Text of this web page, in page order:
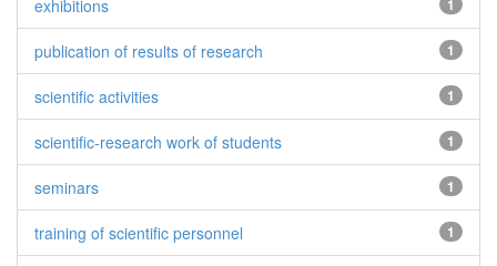
1
exhibitions
1
publication of results of research
1
scientific activities
1
scientific-research work of students
1
seminars
1
training of scientific personnel